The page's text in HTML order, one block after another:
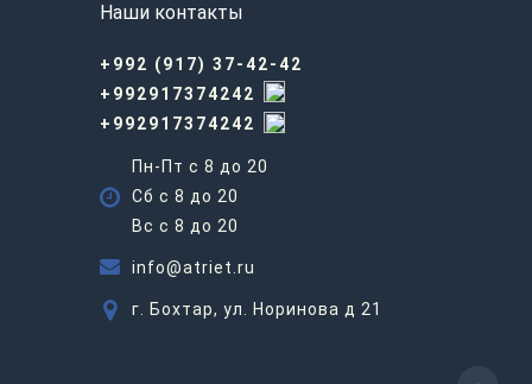
Наши контакты
+992 (917) 37-42-42
+992917374242
+992917374242
Пн-Пт с 8 до 20
Сб с 8 до 20
Вс c 8 до 20
info@atriet.ru
г. Бохтар, ул. Норинова д 21